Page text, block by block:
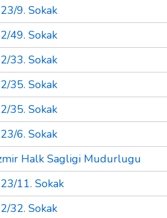
9. Sokak
49. Sokak
33. Sokak
35. Sokak
35. Sokak
6. Sokak
Halk Sagligi Mudurlugu
11. Sokak
32. Sokak